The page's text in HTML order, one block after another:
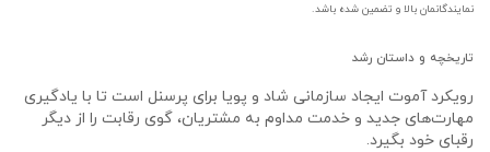
نمایندگانمان بالا و تضمین شده باشد.
تاریخچه و داستان رشد
رویکرد آموت ایجاد سازمانی شاد و پویا برای پرسنل است تا با یادگیری
مهارت‌های جدید و خدمت مداوم به مشتریان، گوی رقابت را از دیگر
رقبای خود بگیرد.